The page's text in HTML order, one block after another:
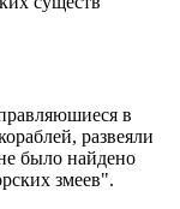
в
развеяли
было найдено
змеев".